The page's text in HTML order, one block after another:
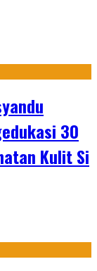
30
Kulit Si